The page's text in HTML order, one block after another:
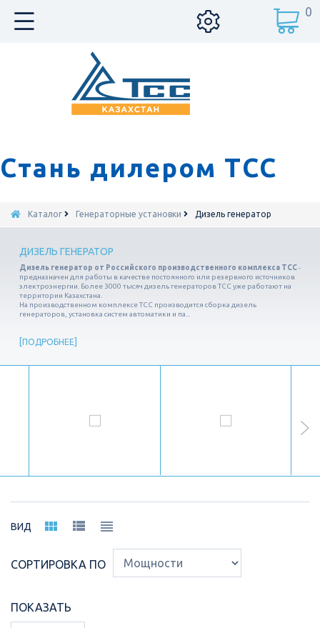
Стань дилером ТСС
0
Каталог Генераторные установки Дизель генератор
ДИЗЕЛЬ ГЕНЕРАТОР
Дизель генератор от Российского производственного комплекса ТСС-
предназначен для работы в качестве постоянного или резервного источников
электроэнергии. Более 3000 тысяч дизель генераторов ТСС уже работают на
территории Казахстана.
На производственном комплексе ТСС производится сборка дизель
генераторов, установка систем автоматики и па...
ПОДРОБНЕЕ
ВИД
СОРТИРОВКА ПО
ПОКАЗАТЬ